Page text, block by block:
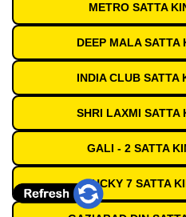
METRO SATTA
DEEP MALA SATTA
INDIA CLUB SATTA
SHRI LAXMI SATTA
GALI - 2 SATTA
LUCKY 7 SATTA